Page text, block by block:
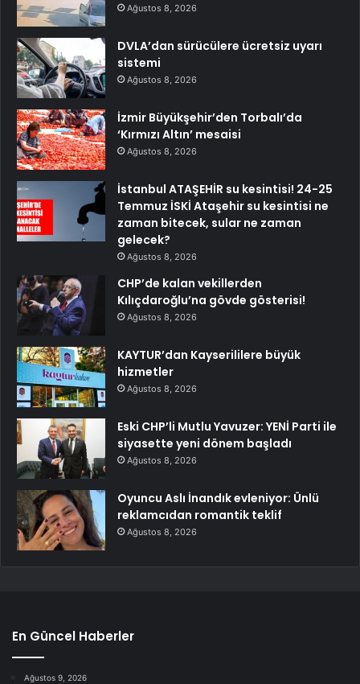
Ağustos 8, 2026
DVLA’dan sürücülere ücretsiz uyarı
sistemi
Ağustos 8, 2026
İzmir Büyükşehir’den Torbalı’da
‘Kırmızı Altın’ mesaisi
Ağustos 8, 2026
İstanbul ATAŞEHİR su kesintisi! 24-25
Temmuz İSKİ Ataşehir su kesintisi ne
zaman bitecek, sular ne zaman
gelecek?
Ağustos 8, 2026
CHP’de kalan vekillerden
Kılıçdaroğlu’na gövde gösterisi!
Ağustos 8, 2026
KAYTUR’dan Kayserililere büyük
hizmetler
Ağustos 8, 2026
Eski CHP’li Mutlu Yavuzer: YENİ Parti ile
siyasette yeni dönem başladı
Ağustos 8, 2026
Oyuncu Aslı İnandık evleniyor: Ünlü
reklamcıdan romantik teklif
Ağustos 8, 2026
En Güncel Haberler
Ağustos 9, 2026